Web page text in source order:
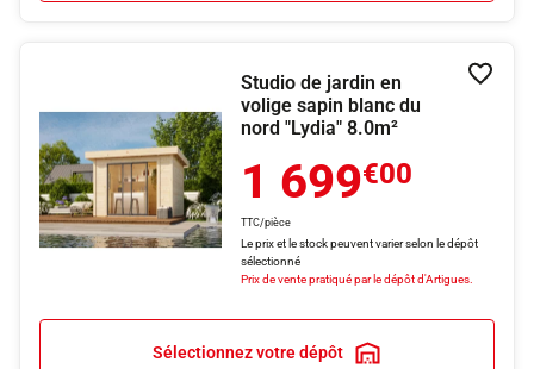
Studio de jardin en
volige sapin blanc du
nord "Lydia" 8.0m²
1 699€00
TTC/pièce
Le prix et le stock peuvent varier selon le dépôt
sélectionné
Prix de vente pratiqué par le dépôt d'Artigues.
Sélectionnez votre dépôt